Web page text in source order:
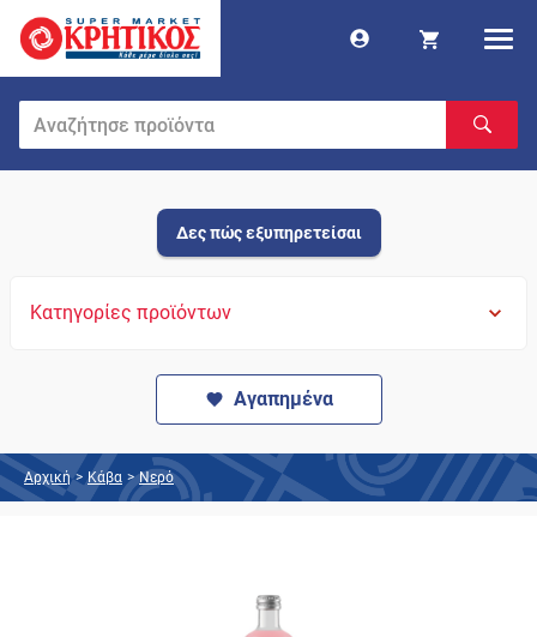
Δες πώς εξυπηρετείσαι
Κατηγορίες προϊόντων
Αγαπημένα
Αρχική > Κάβα > Νερό